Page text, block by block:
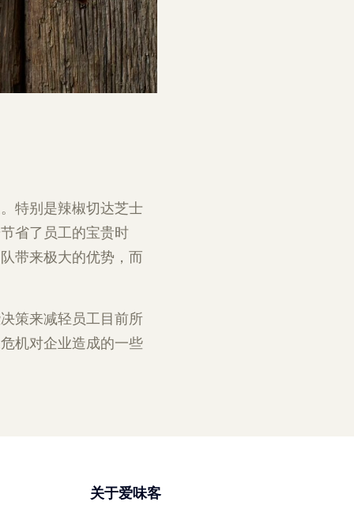
特别是辣椒切达芝士
省了员工的宝贵时
带来极大的优势，而
策来减轻员工目前所
机对企业造成的一些
关于爱味客